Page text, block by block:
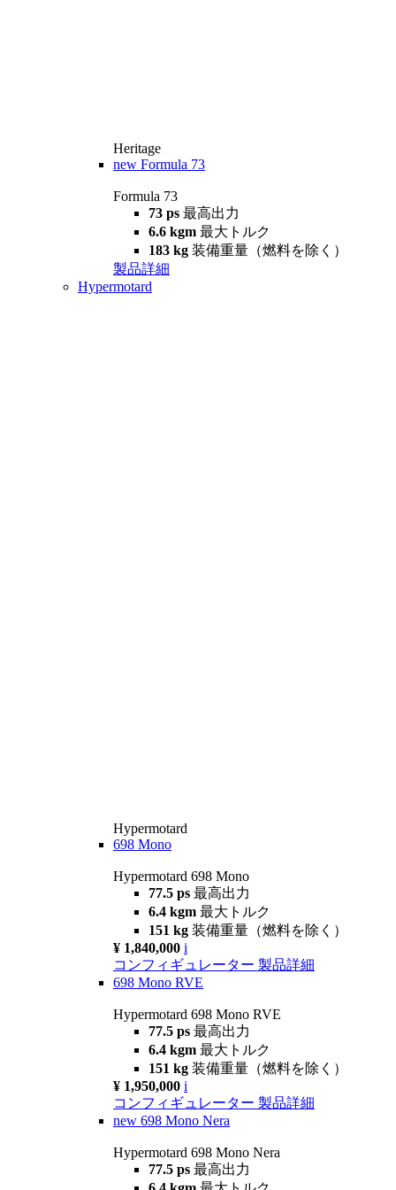
Heritage
new Formula 73
Formula 73
73 ps 最高出力
6.6 kgm 最大トルク
183 kg 装備重量（燃料を除く）
製品詳細
Hypermotard
Hypermotard
698 Mono
Hypermotard 698 Mono
77.5 ps 最高出力
6.4 kgm 最大トルク
151 kg 装備重量（燃料を除く）
¥ 1,840,000 i
コンフィギュレーター 製品詳細
698 Mono RVE
Hypermotard 698 Mono RVE
77.5 ps 最高出力
6.4 kgm 最大トルク
151 kg 装備重量（燃料を除く）
¥ 1,950,000 i
コンフィギュレーター 製品詳細
new 698 Mono Nera
Hypermotard 698 Mono Nera
77.5 ps 最高出力